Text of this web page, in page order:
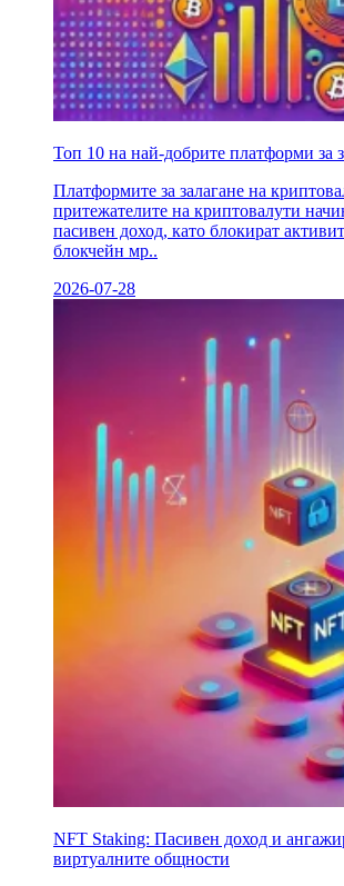
Топ 10 на най-добрите платформи за
Платформите за залагане на
притежателите на криптовалути
пасивен доход, като блокират
блокчейн мр..
2026-07-28
NFT Staking: Пасивен доход и
виртуалните общности